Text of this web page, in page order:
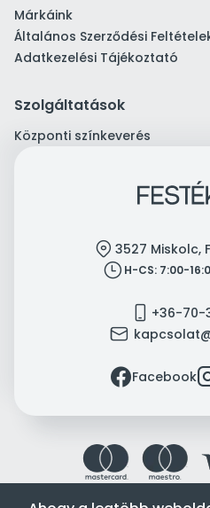
Márkáink
Általános Szerződési
Adatkezelési Tájékoztató
Szolgáltatások
Központi színkeverés
location 3527 Miskolc,
clock H-CS: 7:00-
mobile +36-70-
mail
facebookFacebook